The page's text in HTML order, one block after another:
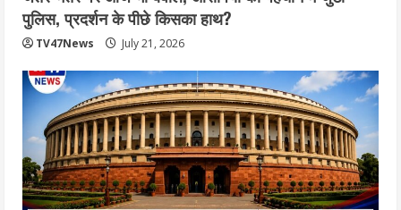
पुलिस, प्रदर्शन के पीछे किसका हाथ?
TV47News July 21, 2026